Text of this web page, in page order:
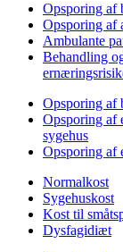
Opsporing af
Opsporing af
Ambulante
Behandling
Opsporing af
Opsporing af
sygehus
Opsporing af
Normalkost
Sygehuskost
Kost til
Dysfagidiæt